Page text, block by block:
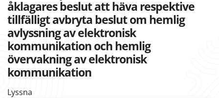
åklagares beslut att häva respektive
tillfälligt avbryta beslut om hemlig
avlyssning av elektronisk
kommunikation och hemlig
övervakning av elektronisk
kommunikation
Lyssna